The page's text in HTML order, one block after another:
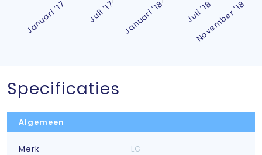
Specificaties
Algemeen
Merk
LG